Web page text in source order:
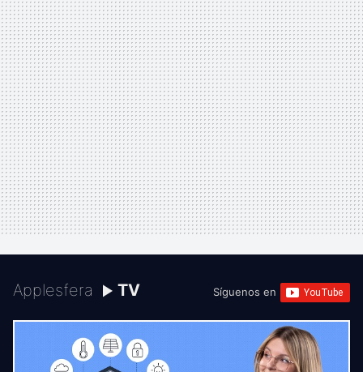
Applesfera TV Síguenos en